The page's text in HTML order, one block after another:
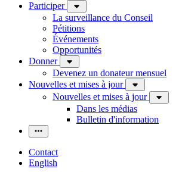
Participer
La surveillance du Conseil
Pétitions
Événements
Opportunités
Donner
Devenez un donateur mensuel
Nouvelles et mises à jour
Nouvelles et mises à jour
Dans les médias
Bulletin d'information
Contact
English